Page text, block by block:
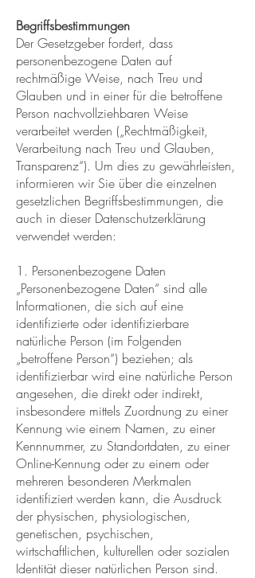
Begriffsbestimmungen
Der Gesetzgeber fordert, dass
personenbezogene Daten auf
rechtmäßige Weise, nach Treu und
Glauben und in einer für die betroffene
Person nachvollziehbaren Weise
verarbeitet werden („Rechtmäßigkeit,
Verarbeitung nach Treu und Glauben,
Transparenz“). Um dies zu gewährleisten,
informieren wir Sie über die einzelnen
gesetzlichen Begriffsbestimmungen, die
auch in dieser Datenschutzerklärung
verwendet werden:
1. Personenbezogene Daten
„Personenbezogene Daten“ sind alle
Informationen, die sich auf eine
identifizierte oder identifizierbare
natürliche Person (im Folgenden
„betroffene Person“) beziehen; als
identifizierbar wird eine natürliche Person
angesehen, die direkt oder indirekt,
insbesondere mittels Zuordnung zu einer
Kennung wie einem Namen, zu einer
Kennnummer, zu Standortdaten, zu einer
Online-Kennung oder zu einem oder
mehreren besonderen Merkmalen
identifiziert werden kann, die Ausdruck
der physischen, physiologischen,
genetischen, psychischen,
wirtschaftlichen, kulturellen oder sozialen
Identität dieser natürlichen Person sind.